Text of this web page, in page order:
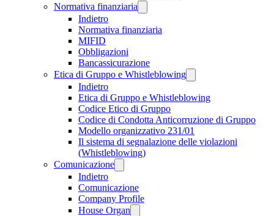
Normativa finanziaria
Indietro
Normativa finanziaria
MIFID
Obbligazioni
Bancassicurazione
Etica di Gruppo e Whistleblowing
Indietro
Etica di Gruppo e Whistleblowing
Codice Etico di Gruppo
Codice di Condotta Anticorruzione di Gruppo
Modello organizzativo 231/01
Il sistema di segnalazione delle violazioni
(Whistleblowing)
Comunicazione
Indietro
Comunicazione
Company Profile
House Organ